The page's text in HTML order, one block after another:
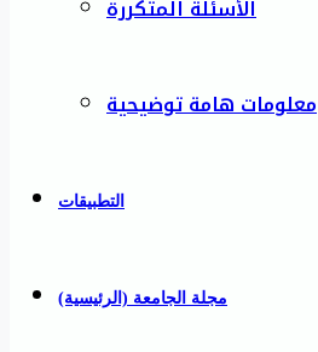
الأسئلة المتكررة
معلومات هامة توضيحية
التطبيقات
مجلة الجامعة (الرئيسية)